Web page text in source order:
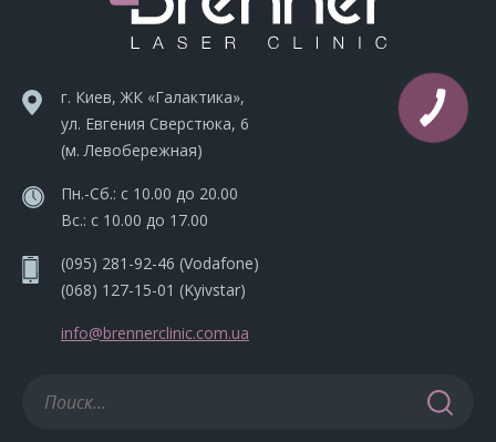
г. Киев, ЖК «Галактика»,
ул. Евгения Сверстюка, 6
(м. Левобережная)
Пн.-Сб.: с 10.00 до 20.00
Вс.: с 10.00 до 17.00
(095) 281-92-46 (Vodafone)
(068) 127-15-01 (Kyivstar)
info@brennerclinic.com.ua